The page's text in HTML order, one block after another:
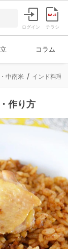
ログイン チラシ
コラム
中南米 インド料理
作り方